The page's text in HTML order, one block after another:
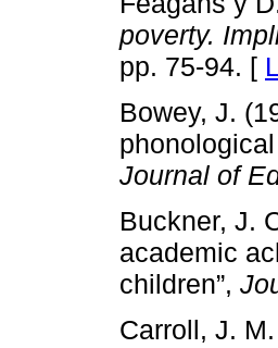
poverty.
pp. 75-94. [
Bowey, J.
Journal of
Buckner, J.
academic
children”,
Carroll, J. M.